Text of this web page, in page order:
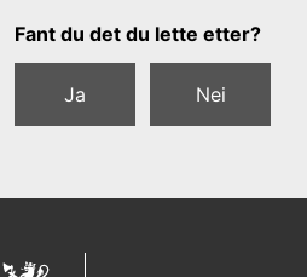
Tilbakemeldingsskjema
Fant du det du lette etter?
Ja Nei